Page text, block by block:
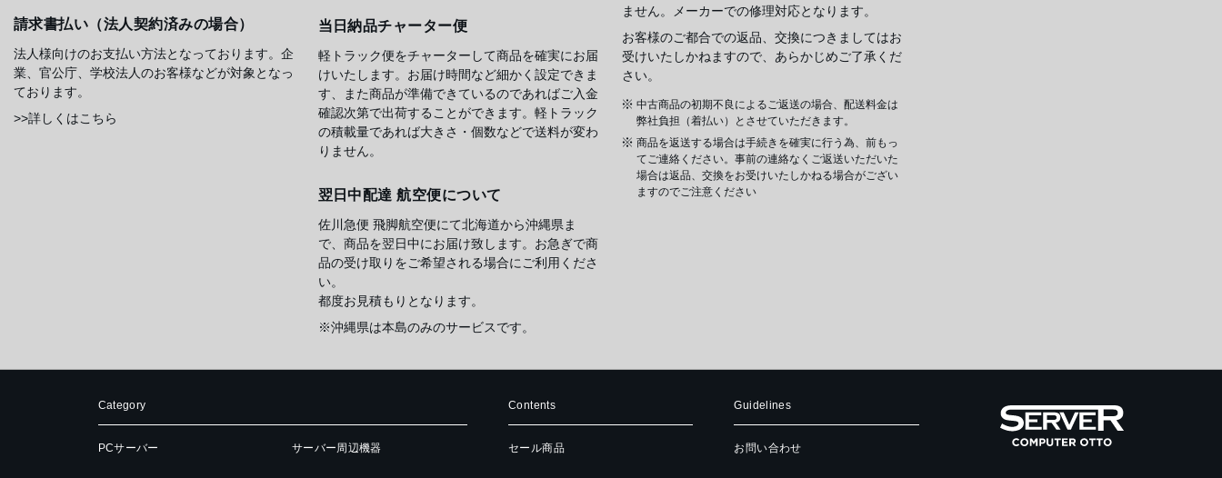
請求書払い（法人契約済みの場合）
法人様向けのお支払い方法となっております。企
業、官公庁、学校法人のお客様などが対象となっ
ております。
>>詳しくはこちら
当日納品チャーター便
軽トラック便をチャーターして商品を確実にお届
けいたします。お届け時間など細かく設定できま
す、また商品が準備できているのであればご入金
確認次第で出荷することができます。軽トラック
の積載量であれば大きさ・個数などで送料が変わ
りません。
翌日中配達 航空便について
佐川急便 飛脚航空便にて北海道から沖縄県ま
で、商品を翌日中にお届け致します。お急ぎで商
品の受け取りをご希望される場合にご利用くださ
い。
都度お見積もりとなります。
※沖縄県は本島のみのサービスです。
ません。メーカーでの修理対応となります。
お客様のご都合での返品、交換につきましてはお
受けいたしかねますので、あらかじめご了承くだ
さい。
中古商品の初期不良によるご返送の場合、配送料金は
弊社負担（着払い）とさせていただきます。
商品を返送する場合は手続きを確実に行う為、前もっ
てご連絡ください。事前の連絡なくご返送いただいた
場合は返品、交換をお受けいたしかねる場合がござい
ますのでご注意ください
Category
PCサーバー サーバー周辺機器
Contents
セール商品
Guidelines
お問い合わせ